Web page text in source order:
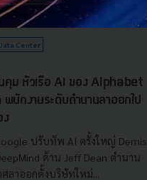
Team
Center
ม หัวเรือ AI ของ Alphabet
กงานระดับตำนานลาออกไป
ปรับทัพ AI ครั้งใหญ่ Demis
ด้าน Jeff Dean ตำนาน
ลาออกตั้งบริษัทใหม่...